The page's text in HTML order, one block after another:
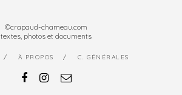
©crapaud-chameau.com
textes, photos et documents
À PROPOS C. GÉNÉRALES